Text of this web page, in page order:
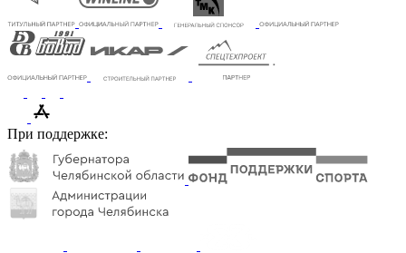
При поддержке: